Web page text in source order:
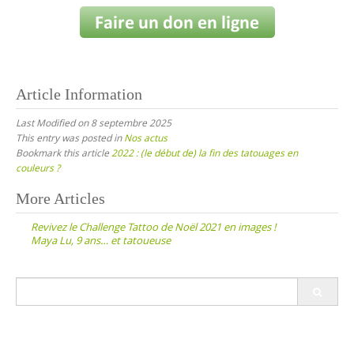
Article Information
Last Modified on 8 septembre 2025
This entry was posted inNos actus
Bookmark this article 2022 : (le début de) la fin des tatouages en
couleurs ?
Post
navigation
More Articles
Revivez le Challenge Tattoo de Noël 2021 en images !
Maya Lu, 9 ans… et tatoueuse